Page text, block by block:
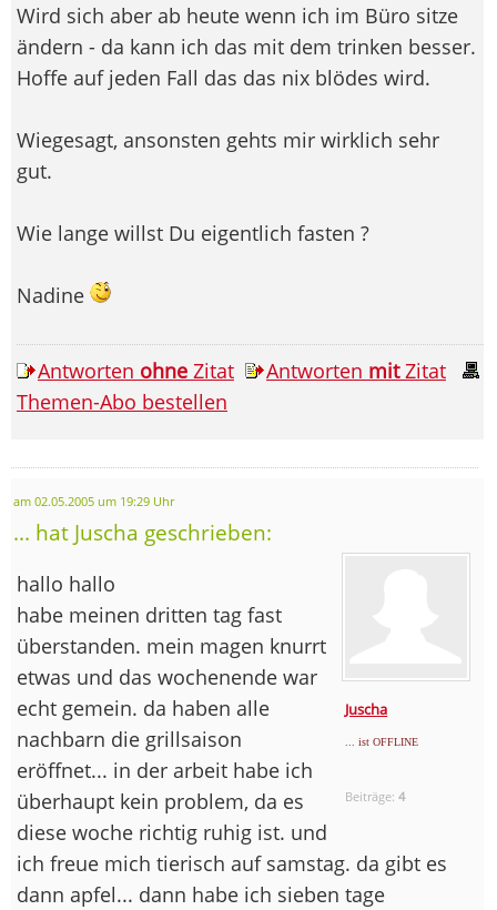
Wird sich aber ab heute wenn ich im Büro sitze
ändern - da kann ich das mit dem trinken besser.
Hoffe auf jeden Fall das das nix blödes wird.
Wiegesagt, ansonsten gehts mir wirklich sehr
gut.
Wie lange willst Du eigentlich fasten ?
Nadine
Antworten ohne Zitat Antworten mitZitat
Themen-Abo bestellen
am 02.05.2005 um 19:29 Uhr
... hat Juscha geschrieben:
Juscha
... ist OFFLINE
Beiträge:4
hallo hallo
habe meinen dritten tag fast
überstanden. mein magen knurrt
etwas und das wochenende war
echt gemein. da haben alle
nachbarn die grillsaison
eröffnet... in der arbeit habe ich
überhaupt kein problem, da es
diese woche richtig ruhig ist. und
ich freue mich tierisch auf samstag. da gibt es
dann apfel... dann habe ich sieben tage